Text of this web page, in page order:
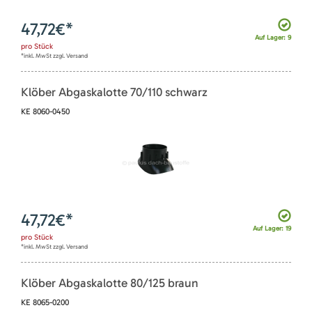
Auf Lager: 9
47,72€*
pro Stück
*inkl. MwSt zzgl. Versand
Klöber Abgaskalotte 70/110 schwarz
KE 8060-0450
Auf Lager: 19
47,72€*
pro Stück
*inkl. MwSt zzgl. Versand
Klöber Abgaskalotte 80/125 braun
KE 8065-0200